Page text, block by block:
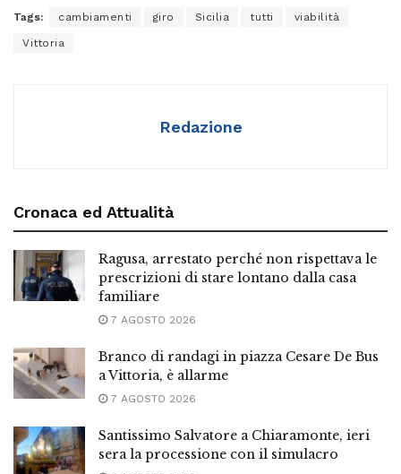
Tags: cambiamenti giro Sicilia tutti viabilità
Vittoria
Redazione
Cronaca ed Attualità
Ragusa, arrestato perché non rispettava le
prescrizioni di stare lontano dalla casa
familiare
7 AGOSTO 2026
Branco di randagi in piazza Cesare De Bus
a Vittoria, è allarme
7 AGOSTO 2026
Santissimo Salvatore a Chiaramonte, ieri
sera la processione con il simulacro